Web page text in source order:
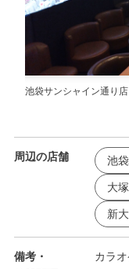
池袋サンシャイン通り
周辺の店舗 池
大
新
備考・
カラ